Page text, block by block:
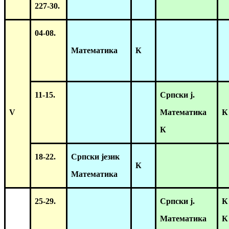
227-30.
V
04-08.
Математика
К
11-15.
Српски ј.
Математика
К
К
18-22.
Српски језик
Математика
К
25-29.
Српски ј.
Математика
К
К